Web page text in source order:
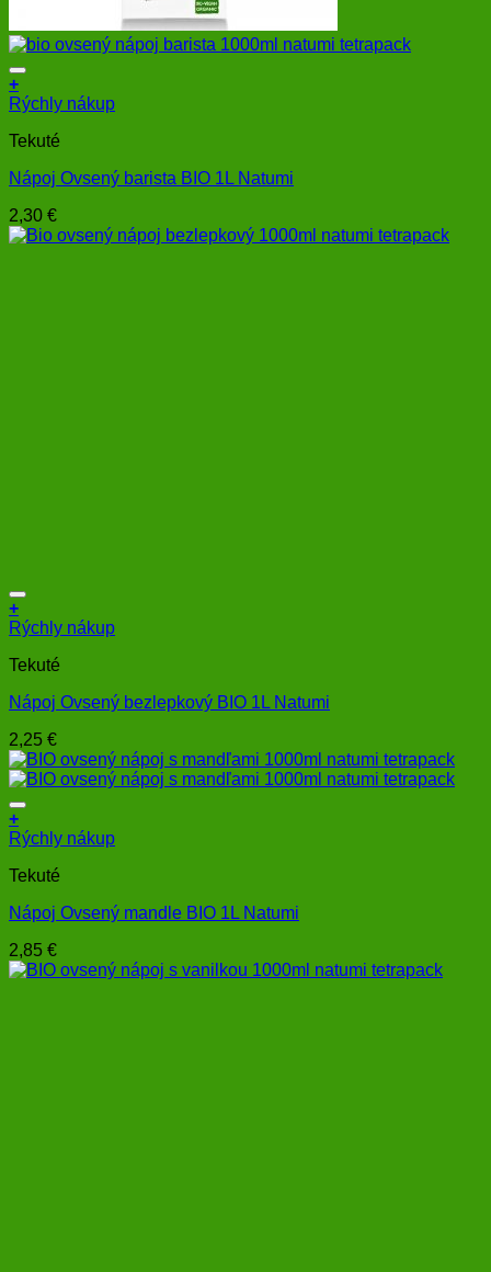
+
Rýchly nákup
Tekuté
Nápoj Ovsený barista BIO 1L Natumi
2,30 €
+
Rýchly nákup
Tekuté
Nápoj Ovsený bezlepkový BIO 1L Natumi
2,25 €
+
Rýchly nákup
Tekuté
Nápoj Ovsený mandle BIO 1L Natumi
2,85 €